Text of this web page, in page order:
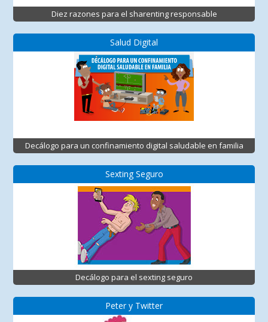
Diez razones para el sharenting responsable
Salud Digital
Decálogo para un confinamiento digital saludable en familia
Sexting Seguro
Decálogo para el sexting seguro
Peter y Twitter